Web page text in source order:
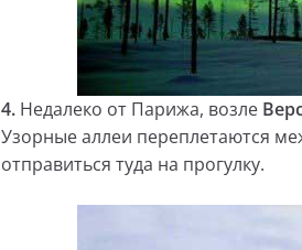
4. Недалеко от Парижа, возле
Узорные аллеи переплетаются
отправиться туда на прогулку.